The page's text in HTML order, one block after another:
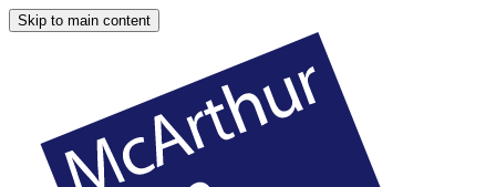
Skip to main content